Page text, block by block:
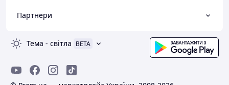
Партнери
Тема - світла BETA